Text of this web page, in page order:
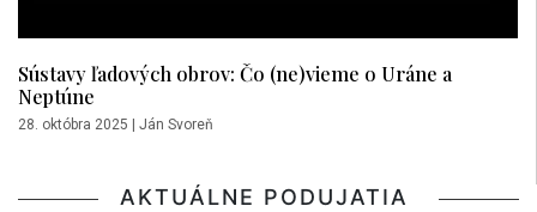
Sústavy ľadových obrov: Čo (ne)vieme o Uráne a
Neptúne
28. októbra 2025 Ján Svoreň
AKTUÁLNE PODUJATIA